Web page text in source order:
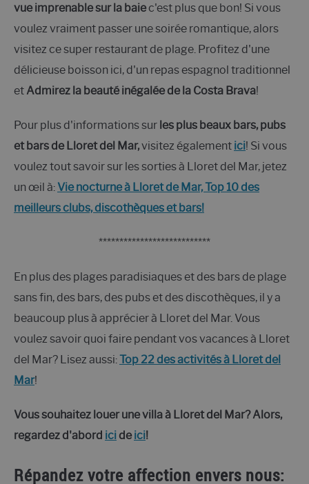
vue imprenable sur la baiec'est plus que bon! Si vous
voulez vraiment passer une soirée romantique, alors
visitez ce super restaurant de plage. Profitez d'une
délicieuse boisson ici, d'un repas espagnol traditionnel
et Admirez la beauté inégalée de la Costa Brava!
Pour plus d'informations sur les plus beaux bars, pubs
et bars de Lloret del Mar,visitez également ici! Si vous
voulez tout savoir sur les sorties à Lloret del Mar, jetez
un œil à: Vie nocturne à Lloret de Mar, Top 10 des
meilleurs clubs, discothèques et bars!
***************************
En plus des plages paradisiaques et des bars de plage
sans fin, des bars, des pubs et des discothèques, il y a
beaucoup plus à apprécier à Lloret del Mar. Vous
voulez savoir quoi faire pendant vos vacances à Lloret
del Mar? Lisez aussi:Top 22 des activités à Lloret del
Mar!
Vous souhaitez louer une villa à Lloret del Mar? Alors,
regardez d'abord ici de ici!
Répandez votre affection envers nous: